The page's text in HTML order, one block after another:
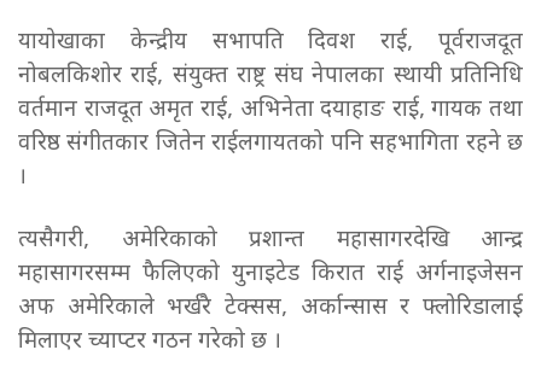
यायोखाका केन्द्रीय सभापति दिवश राई, पूर्वराजदूत
नोबलकिशोर राई, संयुक्त राष्ट्र संघ नेपालका स्थायी प्रतिनिधि
वर्तमान राजदूत अमृत राई, अभिनेता दयाहाङ राई, गायक तथा
वरिष्ठ संगीतकार जितेन राईलगायतको पनि सहभागिता रहने छ
।
त्यसैगरी, अमेरिकाको प्रशान्त महासागरदेखि आन्द्र
महासागरसम्म फैलिएको युनाइटेड किरात राई अर्गनाइजेसन
अफ अमेरिकाले भर्खरै टेक्सस, अर्कान्सास र फ्लोरिडालाई
मिलाएर च्याप्टर गठन गरेको छ ।